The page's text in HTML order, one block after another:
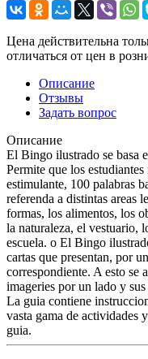
Цена действительна
отличаться от цен в
Описание
Отзывы
Задать вопрос
Описание
El Bingo ilustrado se basa
Permite que los
estimulante, 100 palabras
referenda a distintas areas
formas, los alimentos, los
la naturaleza, el vestuario,
escuela. o El Bingo
cartas que presentan, por
correspondiente. A esto se
imageries por un lado у
La guia contiene
vasta gama de actividades
guia.